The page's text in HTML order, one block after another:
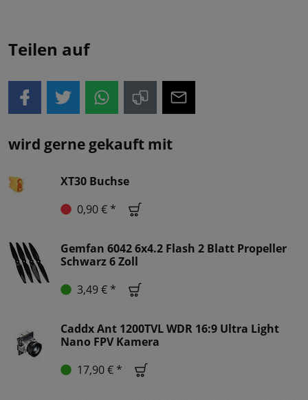
Teilen auf
wird gerne gekauft mit
XT30 Buchse
0,90 € *
Gemfan 6042 6x4.2 Flash 2 Blatt Propeller
Schwarz 6 Zoll
3,49 € *
Caddx Ant 1200TVL WDR 16:9 Ultra Light
Nano FPV Kamera
17,90 € *